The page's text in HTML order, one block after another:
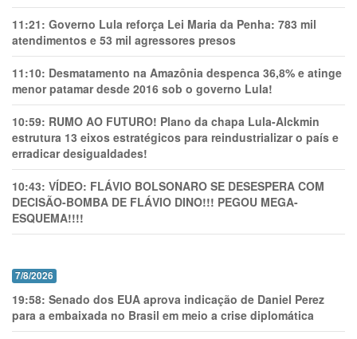
11:21: Governo Lula reforça Lei Maria da Penha: 783 mil
atendimentos e 53 mil agressores presos
11:10: Desmatamento na Amazônia despenca 36,8% e atinge
menor patamar desde 2016 sob o governo Lula!
10:59: RUMO AO FUTURO! Plano da chapa Lula-Alckmin
estrutura 13 eixos estratégicos para reindustrializar o país e
erradicar desigualdades!
10:43: VÍDEO: FLÁVIO BOLSONARO SE DESESPERA COM
DECISÃO-BOMBA DE FLÁVIO DINO!!! PEGOU MEGA-
ESQUEMA!!!!
7/8/2026
19:58: Senado dos EUA aprova indicação de Daniel Perez
para a embaixada no Brasil em meio a crise diplomática